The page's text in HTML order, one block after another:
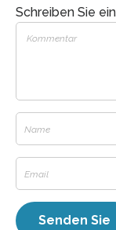
Schreiben Sie